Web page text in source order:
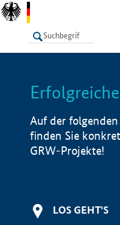
LISTE
Auf der
finden Sie
GRW-Projekte!
LOS GEHT'S